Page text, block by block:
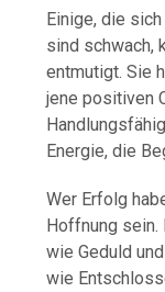
Einige, die
sind schwach,
entmutigt. Sie
jene positiven
Energie, die
Wer Erfolg
Hoffnung sein.
wie Geduld
wie